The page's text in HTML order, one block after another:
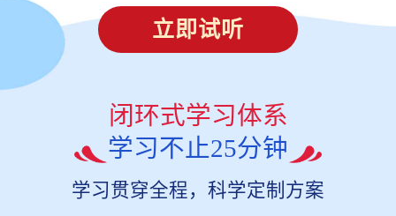
立即试听
闭环式学习体系
学习不止25分钟
学习贯穿全程，科学定制方案